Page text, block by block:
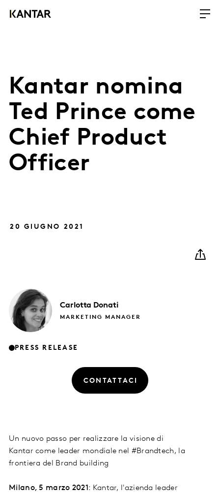
Kantar nomina
Ted Prince come
Chief Product
Officer
20 GIUGNO 2021
Carlotta Donati
MARKETING MANAGER
PRESS RELEASE
CONTATTACI
Un nuovo passo per realizzare la visione di
Kantarcome leader mondiale nel #Brandtech, la
frontiera del Brand building
Milano, 5 marzo 2021: Kantar, l'azienda leader